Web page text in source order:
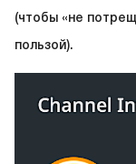
(чтобы «не
пользой).